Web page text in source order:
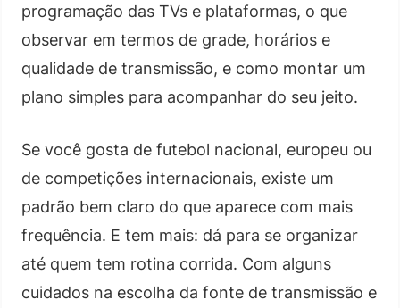
programação das TVs e plataformas, o que
observar em termos de grade, horários e
qualidade de transmissão, e como montar um
plano simples para acompanhar do seu jeito.
Se você gosta de futebol nacional, europeu ou
de competições internacionais, existe um
padrão bem claro do que aparece com mais
frequência. E tem mais: dá para se organizar
até quem tem rotina corrida. Com alguns
cuidados na escolha da fonte de transmissão e